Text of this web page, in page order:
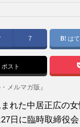
7 は
ポスト
メルマガ版』
れた中居正広の
日に臨時取締役